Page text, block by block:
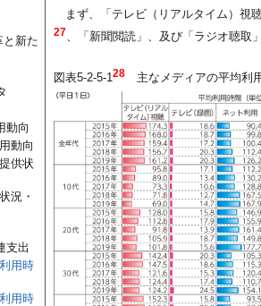
まず、「テレビ（リアルタイム）視聴
27、「新聞閲読」、及び「ラジオ聴取
図表5-2-5-1 28 主なメディアの平均利
新た
動向
動向
供状
況・
支出
用時
用時